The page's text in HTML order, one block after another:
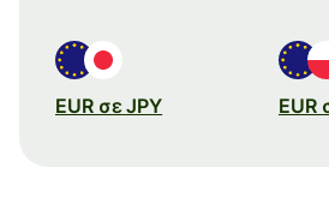
EUR σε JPY EUR